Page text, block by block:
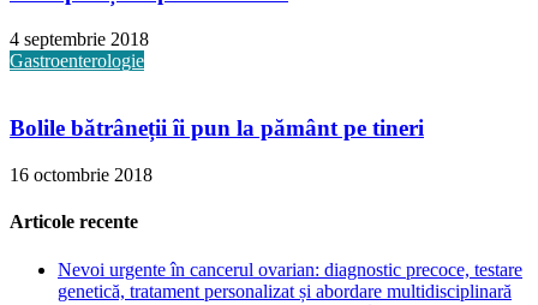
4 septembrie 2018
Gastroenterologie
Bolile bătrâneții îi pun la pământ pe tineri
16 octombrie 2018
Articole recente
Nevoi urgente în cancerul ovarian: diagnostic precoce, testare
genetică, tratament personalizat și abordare multidisciplinară